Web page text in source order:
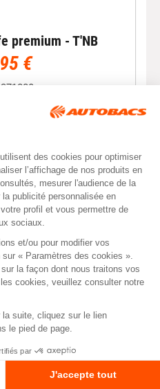
premium - T'NB
€
>
panier
2 3 4 suivant